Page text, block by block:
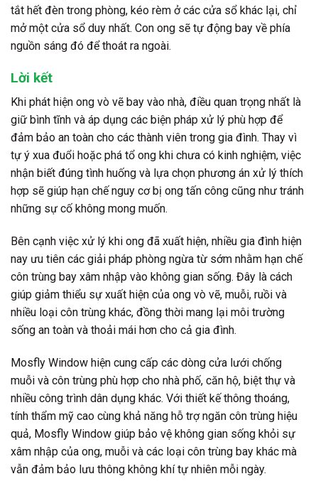
tắt hết đèn trong phòng, kéo rèm ở các cửa sổ khác lại, chỉ
mở một cửa sổ duy nhất. Con ong sẽ tự động bay về phía
nguồn sáng đó để thoát ra ngoài.
Lời kết
Khi phát hiện ong vò vẽ bay vào nhà, điều quan trọng nhất là
giữ bình tĩnh và áp dụng các biện pháp xử lý phù hợp để
đảm bảo an toàn cho các thành viên trong gia đình. Thay vì
tự ý xua đuổi hoặc phá tổ ong khi chưa có kinh nghiệm, việc
nhận biết đúng tình huống và lựa chọn phương án xử lý thích
hợp sẽ giúp hạn chế nguy cơ bị ong tấn công cũng như tránh
những sự cố không mong muốn.
Bên cạnh việc xử lý khi ong đã xuất hiện, nhiều gia đình hiện
nay ưu tiên các giải pháp phòng ngừa từ sớm nhằm hạn chế
côn trùng bay xâm nhập vào không gian sống. Đây là cách
giúp giảm thiểu sự xuất hiện của ong vò vẽ, muỗi, ruồi và
nhiều loại côn trùng khác, đồng thời mang lại môi trường
sống an toàn và thoải mái hơn cho cả gia đình.
Mosfly Window hiện cung cấp các dòng cửa lưới chống
muỗi và côn trùng phù hợp cho nhà phố, căn hộ, biệt thự và
nhiều công trình dân dụng khác. Với thiết kế thông thoáng,
tính thẩm mỹ cao cùng khả năng hỗ trợ ngăn côn trùng hiệu
quả, Mosfly Window giúp bảo vệ không gian sống khỏi sự
xâm nhập của ong, muỗi và các loại côn trùng bay khác mà
vẫn đảm bảo lưu thông không khí tự nhiên mỗi ngày.